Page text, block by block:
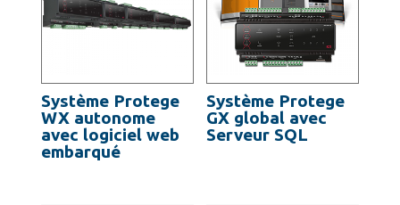
Système Protege
WX autonome
avec logiciel web
embarqué
Système Protege
GX global avec
Serveur SQL